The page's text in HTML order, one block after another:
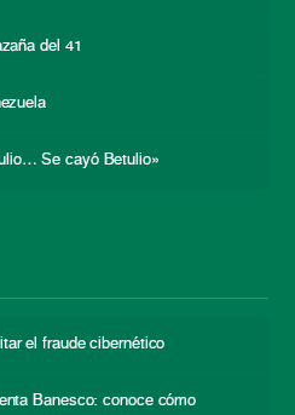
del 41
Se cayó Betulio»
el fraude cibernético
Banesco: conoce cómo